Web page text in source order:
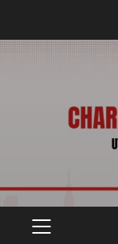
PRIMARY